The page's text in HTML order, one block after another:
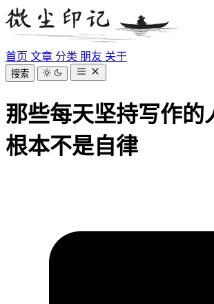
首页 文章 分类 朋友 关于
搜索
那些每天坚持写作的
根本不是自律